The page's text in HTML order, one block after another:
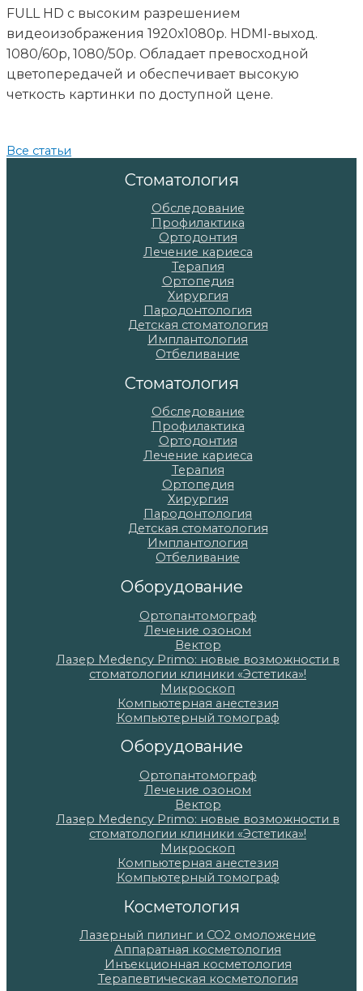
FULL HD с высоким разрешением
видеоизображения 1920х1080p. HDMI-выход.
1080/60p, 1080/50p. Обладает превосходной
цветопередачей и обеспечивает высокую
четкость картинки по доступной цене.
Все статьи
Стоматология
Обследование
Профилактика
Ортодонтия
Лечение кариеса
Терапия
Ортопедия
Хирургия
Пародонтология
Детская стоматология
Имплантология
Отбеливание
Стоматология
Обследование
Профилактика
Ортодонтия
Лечение кариеса
Терапия
Ортопедия
Хирургия
Пародонтология
Детская стоматология
Имплантология
Отбеливание
Оборудование
Ортопантомограф
Лечение озоном
Вектор
Лазер Medency Primo: новые возможности в
стоматологии клиники «Эстетика»!
Микроскоп
Компьютерная анестезия
Компьютерный томограф
Оборудование
Ортопантомограф
Лечение озоном
Вектор
Лазер Medency Primo: новые возможности в
стоматологии клиники «Эстетика»!
Микроскоп
Компьютерная анестезия
Компьютерный томограф
Косметология
Лазерный пилинг и СО2 омоложение
Аппаратная косметология
Инъекционная косметология
Терапевтическая косметология